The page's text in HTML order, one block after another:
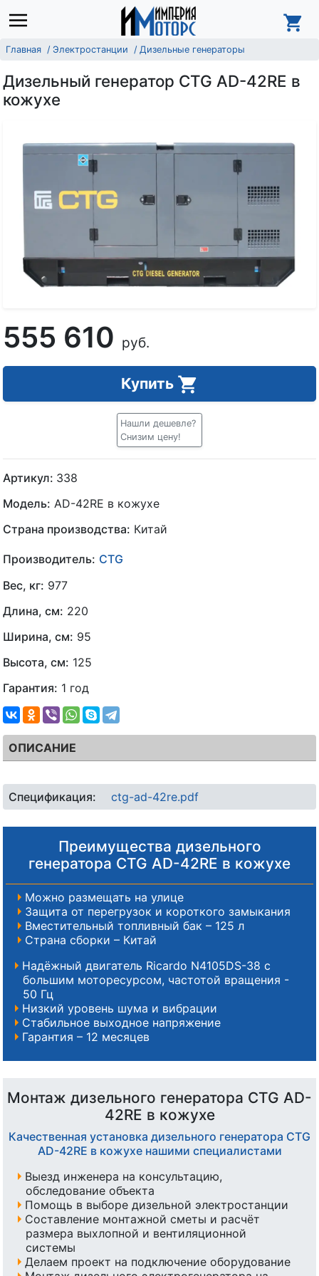
Главная Электростанции Дизельные генераторы
Дизельный генератор CTG AD-42RE в
кожухе
555 610 руб.
Купить
Нашли дешевле?
Снизим цену!
Артикул: 338
Модель: AD-42RE в кожухе
Страна производства: Китай
Производитель: CTG
Вес, кг: 977
Длина, см: 220
Ширина, см: 95
Высота, см: 125
Гарантия: 1 год
ОПИСАНИЕ
Спецификация: ctg-ad-42re.pdf
Преимущества дизельного
генератора CTG AD-42RE в кожухе
Можно размещать на улице
Защита от перегрузок и короткого замыкания
Вместительный топливный бак – 125 л
Страна сборки – Китай
Надёжный двигатель Ricardo N4105DS-38 с
большим моторесурсом, частотой вращения -
50 Гц
Низкий уровень шума и вибрации
Стабильное выходное напряжение
Гарантия – 12 месяцев
Монтаж дизельного генератора CTG AD-
42RE в кожухе
Качественная установка дизельного генератора CTG
AD-42RE в кожухе нашими специалистами
Выезд инженера на консультацию,
обследование объекта
Помощь в выборе дизельной электростанции
Составление монтажной сметы и расчёт
размера выхлопной и вентиляционной
системы
Делаем проект на подключение оборудование